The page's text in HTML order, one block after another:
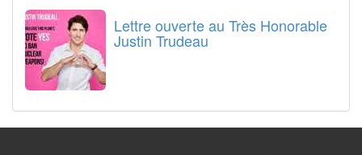
Lettre ouverte au Très Honorable
Justin Trudeau